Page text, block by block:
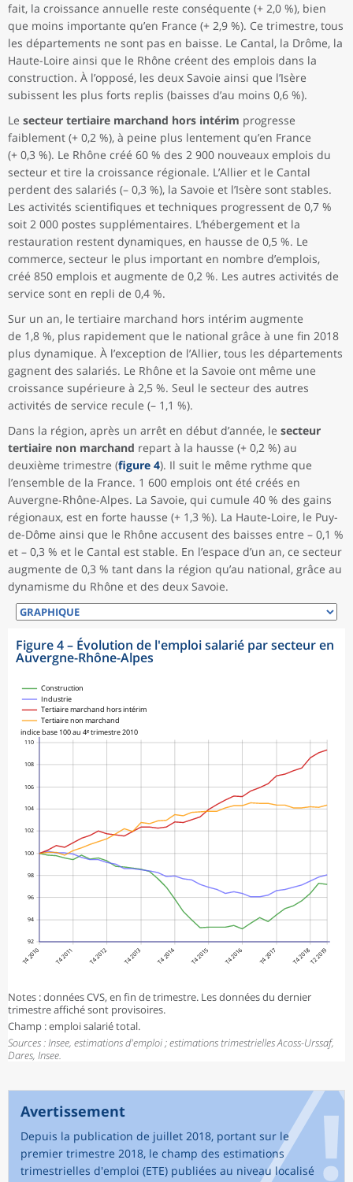
fait, la croissance annuelle reste conséquente (+ 2,0 %), bien
que moins importante qu’en France (+ 2,9 %). Ce trimestre, tous
les départements ne sont pas en baisse. Le Cantal, la Drôme, la
Haute-Loire ainsi que le Rhône créent des emplois dans la
construction. À l’opposé, les deux Savoie ainsi que l’Isère
subissent les plus forts replis (baisses d’au moins 0,6 %).
Le secteur tertiaire marchand hors intérim progresse
faiblement (+ 0,2 %), à peine plus lentement qu’en France
(+ 0,3 %). Le Rhône créé 60 % des 2 900 nouveaux emplois du
secteur et tire la croissance régionale. L’Allier et le Cantal
perdent des salariés (– 0,3 %), la Savoie et l’Isère sont stables.
Les activités scientifiques et techniques progressent de 0,7 %
soit 2 000 postes supplémentaires. L’hébergement et la
restauration restent dynamiques, en hausse de 0,5 %. Le
commerce, secteur le plus important en nombre d’emplois,
créé 850 emplois et augmente de 0,2 %. Les autres activités de
service sont en repli de 0,4 %.
Sur un an, le tertiaire marchand hors intérim augmente
de 1,8 %, plus rapidement que le national grâce à une fin 2018
plus dynamique. À l’exception de l’Allier, tous les départements
gagnent des salariés. Le Rhône et la Savoie ont même une
croissance supérieure à 2,5 %. Seul le secteur des autres
activités de service recule (– 1,1 %).
Dans la région, après un arrêt en début d’année, le secteur
tertiaire non marchand repart à la hausse (+ 0,2 %) au
deuxième trimestre (figure 4). Il suit le même rythme que
l’ensemble de la France. 1 600 emplois ont été créés en
Auvergne-Rhône-Alpes. La Savoie, qui cumule 40 % des gains
régionaux, est en forte hausse (+ 1,3 %). La Haute-Loire, le Puy-
de-Dôme ainsi que le Rhône accusent des baisses entre – 0,1 %
et – 0,3 % et le Cantal est stable. En l’espace d’un an, ce secteur
augmente de 0,3 % tant dans la région qu’au national, grâce au
dynamisme du Rhône et des deux Savoie.
Figure 4– Évolution de l'emploi salarié par secteur en
Auvergne-Rhône-Alpes
92
94
96
98
100
102
104
106
108
110
indice base 100 au 4ᵉ trimestre 2010
T4 2010 T4 2011 T4 2012 T4 2013 T4 2014 T4 2015 T4 2016 T4 2017 T4 2018T2 2019
Construction
Industrie
Tertiaire marchand hors intérim
Tertiaire non marchand
Notes : données CVS, en fin de trimestre. Les données du dernier
trimestre affiché sont provisoires.
Champ : emploi salarié total.
Sources : Insee, estimations d'emploi ; estimations trimestrielles Acoss-Urssaf,
Dares, Insee.
Avertissement
Depuis la publication de juillet 2018, portant sur le
premier trimestre 2018, le champ des estimations
trimestrielles d'emploi (ETE) publiées au niveau localisé